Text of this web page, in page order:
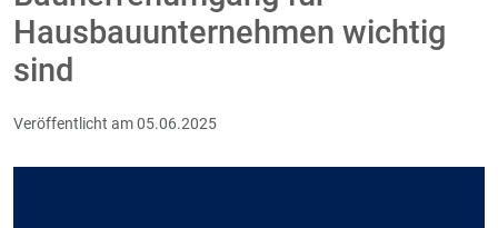
Hausbauunternehmen wichtig
sind
Veröffentlicht am05.06.2025